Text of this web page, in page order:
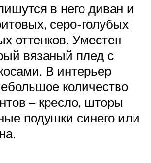
в него диван и
серо-голубых
оттенков. Уместен
вязаный плед с
В интерьер
количество
– кресло, шторы
подушки синего или